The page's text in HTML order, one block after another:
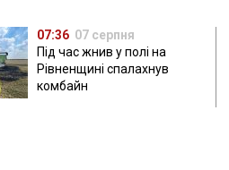
07:36 07 серпня
Під час жнив у полі на
Рівненщині спалахнув
комбайн